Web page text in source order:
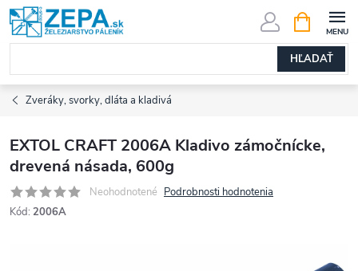
Prejsť
na
obsah
HĽADAŤ
KOŠÍK
Zveráky, svorky, dláta a kladivá
EXTOL CRAFT 2006A Kladivo zámočnícke,
drevená násada, 600g
Neohodnotené Podrobnosti hodnotenia
Kód: 2006A